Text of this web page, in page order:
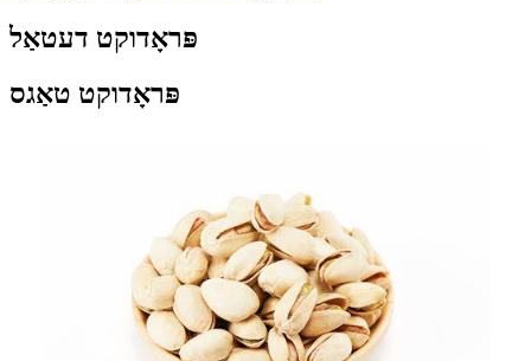
פּראָדוקט דעטאַל
פּראָדוקט טאַגס